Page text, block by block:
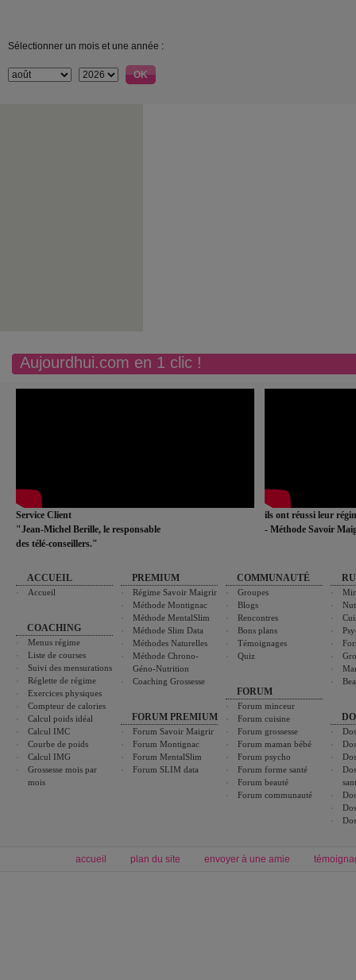
Sélectionner un mois et une année :
Aujourdhui.com en 1 clic !
Service Client
"Jean-Michel Berille, le responsable
des télé-conseillers."
ils ont réussi leur
- Méthode Savoir
ACCUEIL
Accueil
COACHING
Menus régime
Liste de courses
Suivi des mensurations
Réglette de régime
Exercices physiques
Compteur de calories
Calcul poids idéal
Calcul IMC
Courbe de poids
Calcul IMG
Grossesse mois par
mois
PREMIUM
Régime Savoir Maigrir
Méthode Montignac
Méthode MentalSlim
Méthode Slim Data
Méthodes Naturelles
Méthode Chrono-
Géno-Nutrition
Coaching Grossesse
FORUM PREMIUM
Forum Savoir Maigrir
Forum Montignac
Forum MentalSlim
Forum SLIM data
COMMUNAUTÉ
Groupes
Blogs
Rencontres
Bons plans
Témoignages
Quiz
FORUM
Forum minceur
Forum cuisine
Forum grossesse
Forum maman bébé
Forum psycho
Forum forme santé
Forum beauté
Forum communauté
accueil plan du site envoyer à une amie